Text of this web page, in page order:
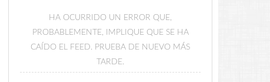
HA OCURRIDO UN ERROR QUE,
PROBABLEMENTE, IMPLIQUE QUE SE HA
CAÍDO EL FEED. PRUEBA DE NUEVO MÁS
TARDE.